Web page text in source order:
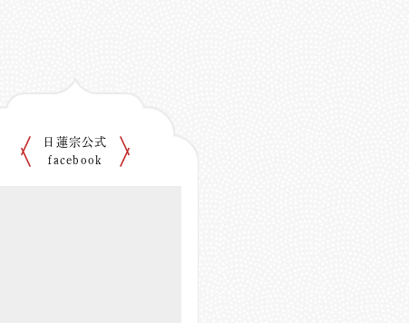
日蓮宗公式
facebook